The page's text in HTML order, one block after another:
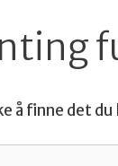
å finne det